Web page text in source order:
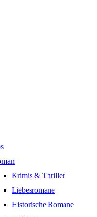
Krimis & Thriller
Liebesromane
Historische Romane